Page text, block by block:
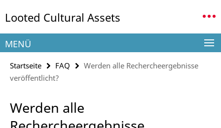
direkt
Inhalt
Looted Cultural Assets
Service-
Navigation
MENÜ
Startseite FAQ
Werden alle Rechercheergebnisse
veröffentlicht?
Werden alle